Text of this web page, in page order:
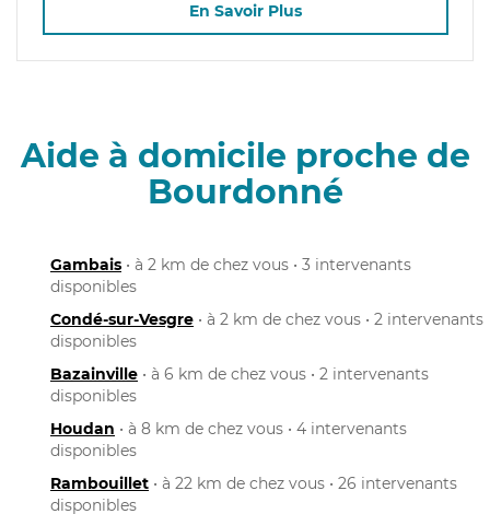
En Savoir Plus
Aide à domicile proche de
Bourdonné
Gambais • à 2 km de chez vous • 3 intervenants
disponibles
Condé-sur-Vesgre • à 2 km de chez vous • 2 intervenants
disponibles
Bazainville • à 6 km de chez vous • 2 intervenants
disponibles
Houdan • à 8 km de chez vous • 4 intervenants
disponibles
Rambouillet • à 22 km de chez vous • 26 intervenants
disponibles